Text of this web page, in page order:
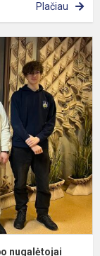
Plačiau
nugalėtojai